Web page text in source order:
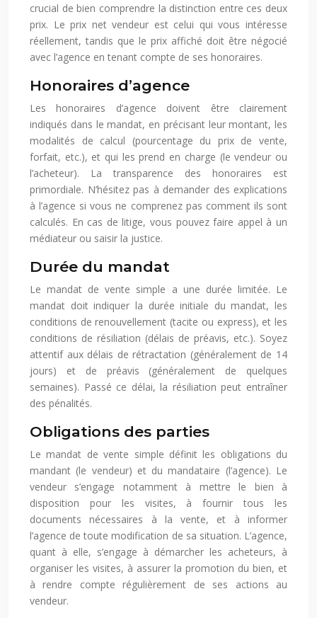
crucial de bien comprendre la distinction entre ces deux
prix. Le prix net vendeur est celui qui vous intéresse
réellement, tandis que le prix affiché doit être négocié
avec l’agence en tenant compte de ses honoraires.
Honoraires d’agence
Les honoraires d’agence doivent être clairement
indiqués dans le mandat, en précisant leur montant, les
modalités de calcul (pourcentage du prix de vente,
forfait, etc.), et qui les prend en charge (le vendeur ou
l’acheteur). La transparence des honoraires est
primordiale. N’hésitez pas à demander des explications
à l’agence si vous ne comprenez pas comment ils sont
calculés. En cas de litige, vous pouvez faire appel à un
médiateur ou saisir la justice.
Durée du mandat
Le mandat de vente simple a une durée limitée. Le
mandat doit indiquer la durée initiale du mandat, les
conditions de renouvellement (tacite ou express), et les
conditions de résiliation (délais de préavis, etc.). Soyez
attentif aux délais de rétractation (généralement de 14
jours) et de préavis (généralement de quelques
semaines). Passé ce délai, la résiliation peut entraîner
des pénalités.
Obligations des parties
Le mandat de vente simple définit les obligations du
mandant (le vendeur) et du mandataire (l’agence). Le
vendeur s’engage notamment à mettre le bien à
disposition pour les visites, à fournir tous les
documents nécessaires à la vente, et à informer
l’agence de toute modification de sa situation. L’agence,
quant à elle, s’engage à démarcher les acheteurs, à
organiser les visites, à assurer la promotion du bien, et
à rendre compte régulièrement de ses actions au
vendeur.